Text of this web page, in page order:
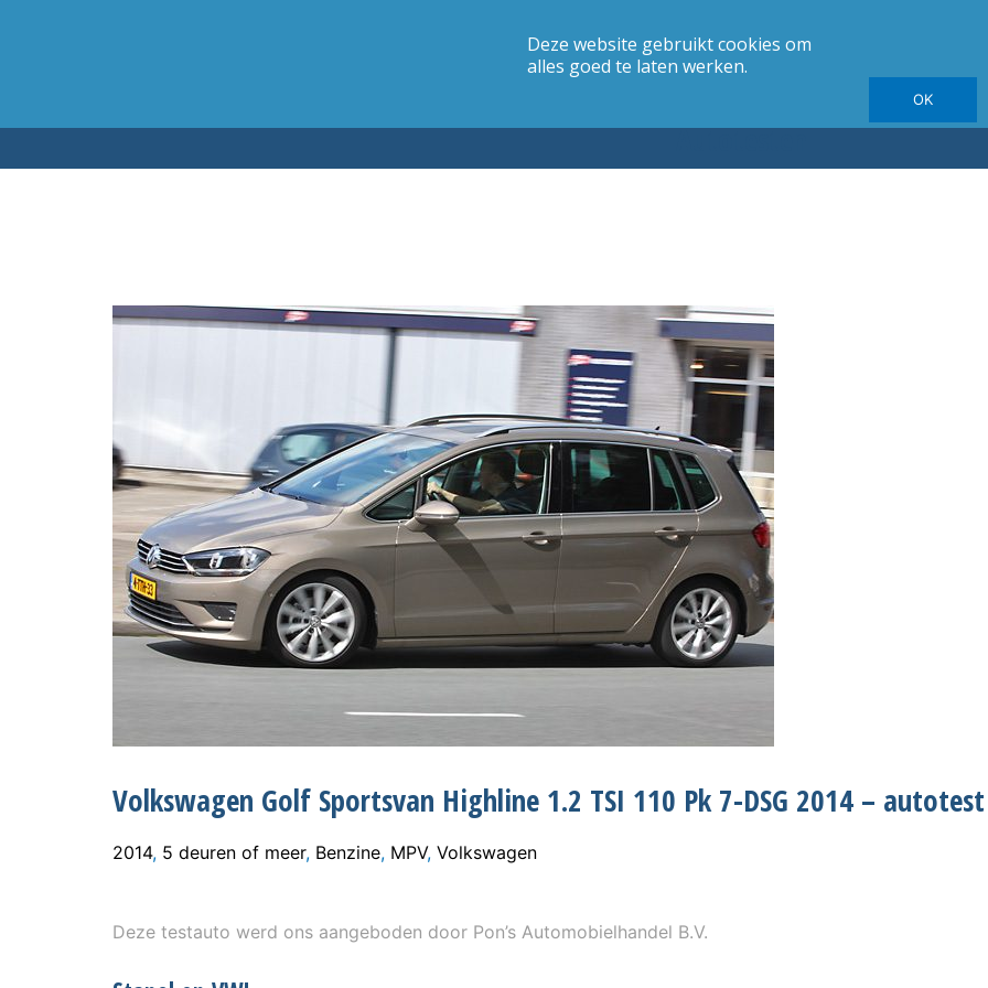
Carrosserie Jaargang Elektrische autotesten
Autotesten
Volkswagen Golf Sportsvan Highline 1.2 TSI 110 Pk 7-DSG 2014 – autotest
2014, 5 deuren of meer, Benzine, MPV, Volkswagen
Deze testauto werd ons aangeboden door Pon’s Automobielhandel B.V.
Deze website gebruikt cookies om
alles goed te laten werken.
OK